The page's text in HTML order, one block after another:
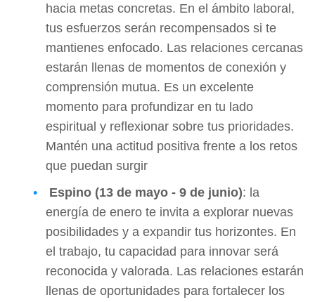
hacia metas concretas. En el ámbito laboral,
tus esfuerzos serán recompensados si te
mantienes enfocado. Las relaciones cercanas
estarán llenas de momentos de conexión y
comprensión mutua. Es un excelente
momento para profundizar en tu lado
espiritual y reflexionar sobre tus prioridades.
Mantén una actitud positiva frente a los retos
que puedan surgir
Espino (13 de mayo - 9 de junio): la
energía de enero te invita a explorar nuevas
posibilidades y a expandir tus horizontes. En
el trabajo, tu capacidad para innovar será
reconocida y valorada. Las relaciones estarán
llenas de oportunidades para fortalecer los